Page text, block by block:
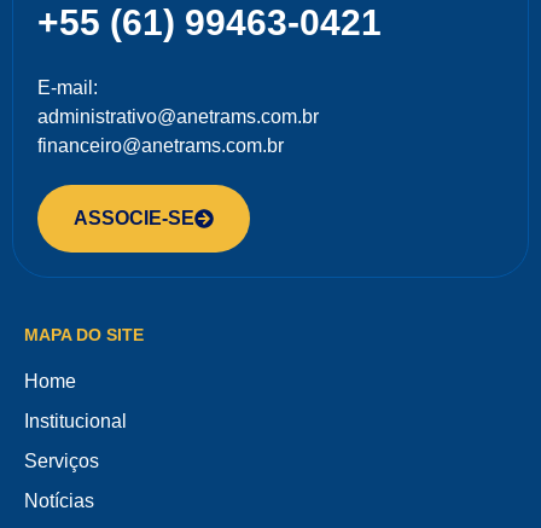
+55 (61) 99463-0421
E-mail:
administrativo@anetrams.com.br
financeiro@anetrams.com.br
ASSOCIE-SE
MAPA DO SITE
Home
Institucional
Serviços
Notícias